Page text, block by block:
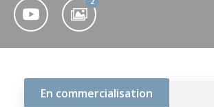
En commercialisation